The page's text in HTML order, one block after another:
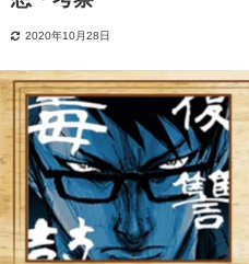
2020年10月28日